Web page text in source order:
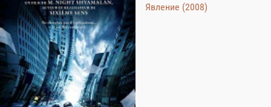
Явление (2008)